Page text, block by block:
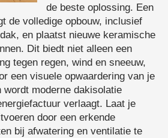
de beste oplossing. Een
de volledige opbouw, inclusief
en plaatst nieuwe keramische
Dit biedt niet alleen een
tegen regen, wind en sneeuw,
een visuele opwaardering van je
wordt moderne dakisolatie
verlaagt. Laat je
door een erkende
bij afwatering en ventilatie te